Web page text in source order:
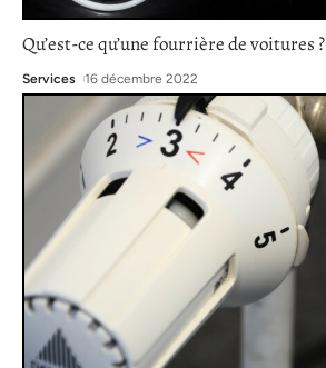
Qu’est-ce qu’une fourrière de voitures ?
Services 16 décembre 2022